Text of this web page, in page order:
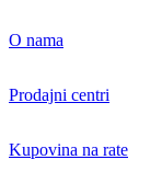
O nama
Prodajni centri
Kupovina na rate